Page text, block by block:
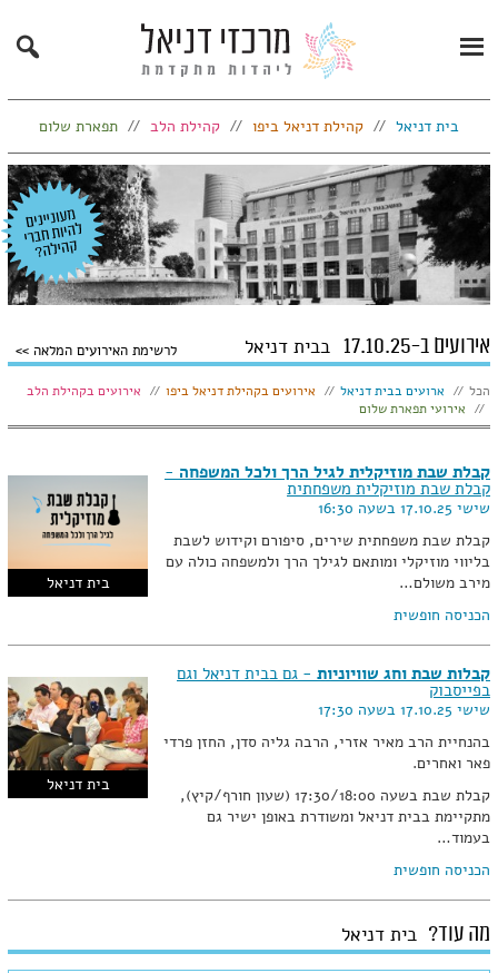
Primary
Menu
Search
בית דניאל קהילת דניאל ביפו קהילת הלב תפארת שלום
אירועים ב-17.10.25 בבית דניאל לרשימת האירועים המלאה
הצג:
הכל ארועים בבית דניאל אירועים בקהילת דניאל ביפו
אירועים בקהילת הלב
אירועי תפארת שלום
בית דניאל
קבלת שבת מוזיקלית לגיל הרך ולכל המשפחה -
קבלת שבת מוזיקלית משפחתית
שישי 17.10.25 בשעה 16:30
קבלת שבת משפחתית שירים, סיפורם וקידוש לשבת
בליווי מוזיקלי ומותאם לגילך הרך ולמשפחה כולה עם
מירב משולם…
הכניסה חופשית
בית דניאל
קבלות שבת וחג שוויוניות - גם בבית דניאל וגם
בפייסבוק
שישי 17.10.25 בשעה 17:30
בהנחיית הרב מאיר אזרי, הרבה גליה סדן, החזן פרדי
פאר ואחרים.
קבלת שבת בשעה 17:30/18:00 (שעון חורף/קיץ),
מתקיימת בבית דניאל ומשודרת באופן ישיר גם
בעמוד…
הכניסה חופשית
מה עוד? בית דניאל